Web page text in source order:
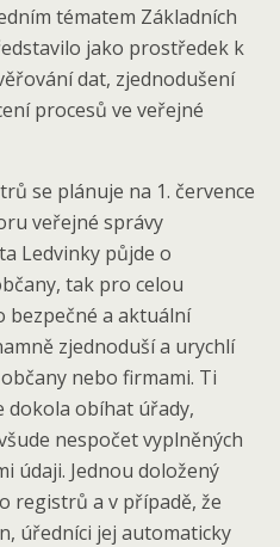
tématem Základních
jako prostředek k
dat, zjednodušení
procesů ve veřejné
se plánuje na 1. července
veřejné správy
Ledvinky půjde o
tak pro celou
bezpečné a aktuální
zjednoduší a urychlí
nebo firmami. Ti
dokola obíhat úřady,
nespočet vyplněných
údaji. Jednou doložený
registrů a v případě, že
úředníci jej automaticky